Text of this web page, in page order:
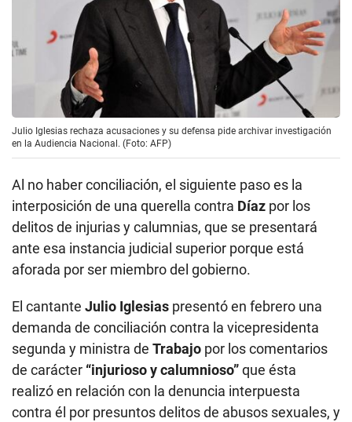
Julio Iglesias rechaza acusaciones y su defensa pide archivar investigación
en la Audiencia Nacional. (Foto: AFP)
Al no haber conciliación, el siguiente paso es la
interposición de una querella contra Díaz por los
delitos de injurias y calumnias, que se presentará
ante esa instancia judicial superior porque está
aforada por ser miembro del gobierno.
El cantante Julio Iglesias presentó en febrero una
demanda de conciliación contra la vicepresidenta
segunda y ministra de Trabajo por los comentarios
de carácter “injurioso y calumnioso”que ésta
realizó en relación con la denuncia interpuesta
contra él por presuntos delitos de abusos sexuales, y